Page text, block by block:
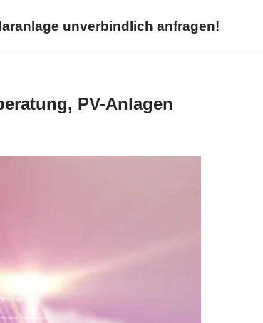
unverbindlich anfragen!
PV-Anlagen